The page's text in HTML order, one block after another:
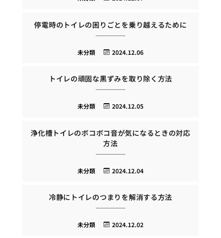
停電時のトイレの困りごとを乗り越えるために
2024.12.06
未分類
トイレの頑固な黒ずみを取り除く方法
2024.12.05
未分類
浄化槽トイレのボコボコ音が気になるときの対応
方法
2024.12.04
未分類
冷静にトイレのつまりを解消する方法
2024.12.02
未分類